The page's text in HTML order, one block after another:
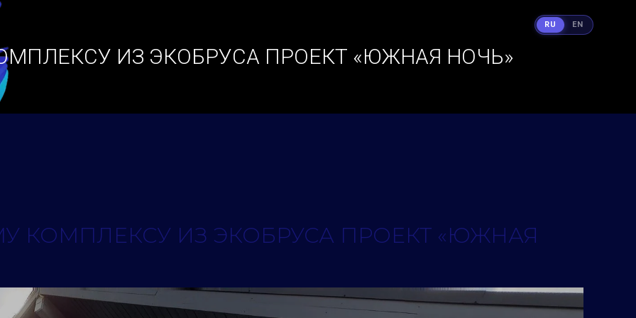
ИЗ ЭКОБРУСА ПРОЕКТ «ЮЖНАЯ НОЧЬ»
КОМПЛЕКСУ ИЗ ЭКОБРУСА ПРОЕКТ «ЮЖНАЯ
RU EN